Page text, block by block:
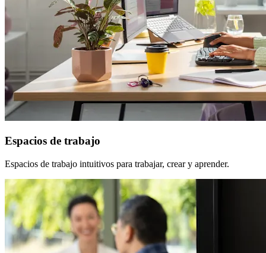
Espacios de trabajo
Espacios de trabajo intuitivos para trabajar, crear y aprender.